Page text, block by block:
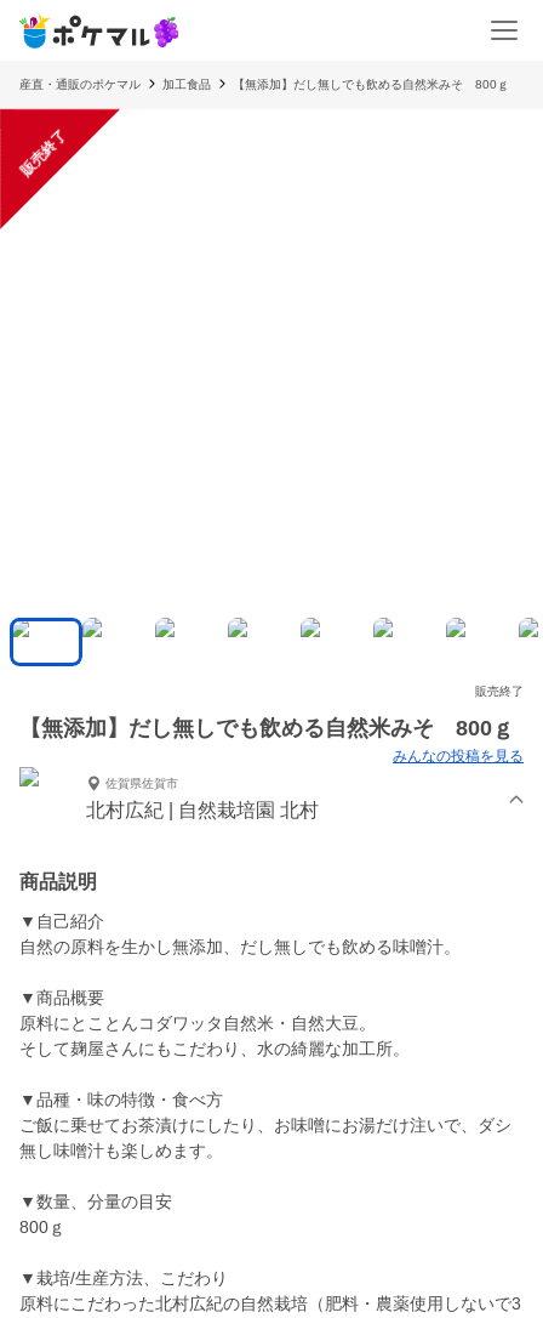
産直・通販のポケマル 加工食品 【無添加】だし無しでも飲める自然米みそ 800ｇ
販売終了
販売終了
【無添加】だし無しでも飲める自然米みそ 800ｇ
みんなの投稿を見る
佐賀県佐賀市
北村広紀 | 自然栽培園 北村
商品説明
▼自己紹介
自然の原料を生かし無添加、だし無しでも飲める味噌汁。
▼商品概要
原料にとことんコダワッタ自然米・自然大豆。
そして麹屋さんにもこだわり、水の綺麗な加工所。
▼品種・味の特徴・食べ方
ご飯に乗せてお茶漬けにしたり、お味噌にお湯だけ注いで、ダシ
無し味噌汁も楽しめます。
▼数量、分量の目安
800ｇ
▼栽培/生産方法、こだわり
原料にこだわった北村広紀の自然栽培（肥料・農薬使用しないで3